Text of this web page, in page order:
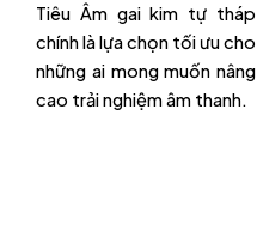
Tiêu Âm gai kim tự tháp
chính là lựa chọn tối ưu cho
những ai mong muốn nâng
cao trải nghiệm âm thanh.